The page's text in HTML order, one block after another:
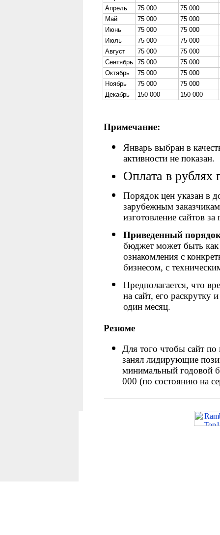
Апрель
75 000
75 000
Май
75 000
75 000
Июнь
75 000
75 000
Июль
75 000
75 000
Август
75 000
75 000
Сентябрь 75 000
75 000
Октябрь
75 000
75 000
Ноябрь
75 000
75 000
Декабрь
150 000 150 000
Примечание:
Январь выбран в
активности не показан.
Оплата в
Порядок цен указан в
зарубежным
изготовление сайтов
Приведенный
бюджет может быть как
ознакомления с
бизнесом, с
Предполагается, что
на сайт, его раскрутку
один месяц.
Резюме
Для того чтобы сайт
занял лидирующие
минимальный годовой
000 (по состоянию на